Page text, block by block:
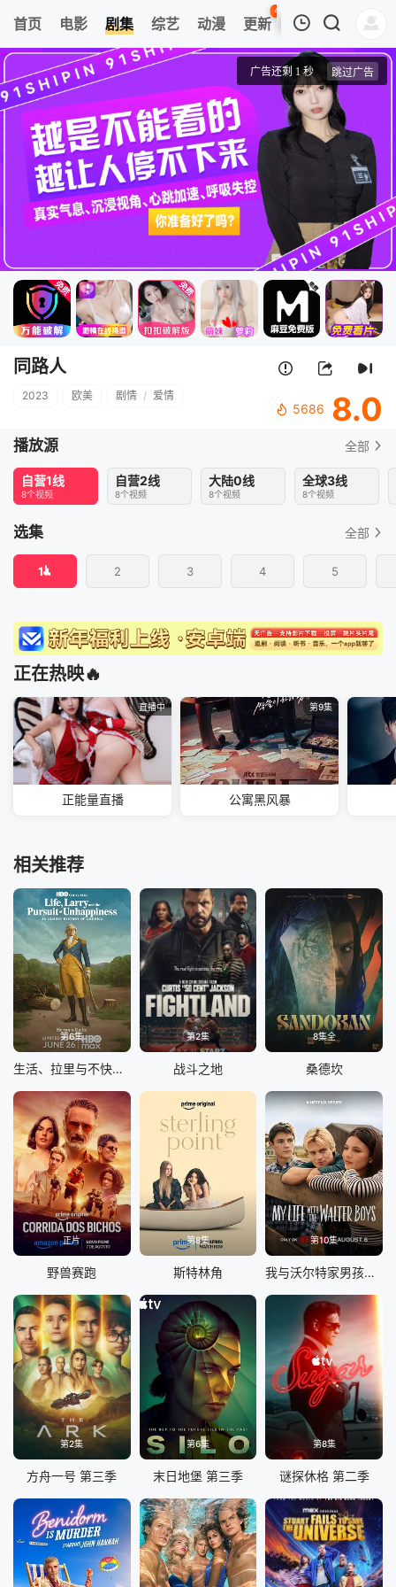
首页 电影 剧集 综艺 动漫 更新
45
热榜 APP
我的观影记录
1
同路人
清空
同路人
2023 欧美 剧情 / 爱情
5686 8.0
播放源 全部
自营1线
8个视频
自营2线
8个视频
大陆0线
8个视频
全球3线
8个视频
选集 全部
1 2 3 4 5
正在热映🔥
直播中
正能量直播
第9集
公寓黑风暴
相关推荐
第6集
生活、拉里与不快乐的追求：一部美国史
第2集
战斗之地
8集全
桑德坎
正片
野兽赛跑
第8集
斯特林角
第10集
我与沃尔特家男孩的生活 第三季
第2集
方舟一号 第三季
第6集
末日地堡 第三季
第8集
谜探休格 第二季